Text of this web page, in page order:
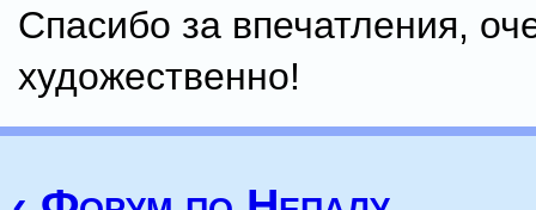
Спасибо за впечатления,
художественно!